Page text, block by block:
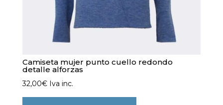
Camiseta mujer punto cuello redondo
detalle alforzas
32,00€ Iva inc.